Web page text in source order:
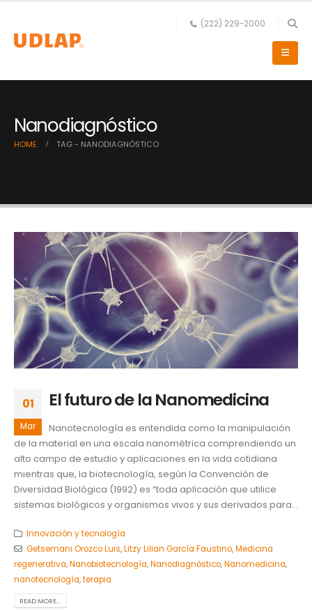
(222) 229-2000
Nanodiagnóstico
HOME TAG - NANODIAGNÓSTICO
01
Mar
El futuro de la Nanomedicina
Nanotecnología es entendida como la manipulación
de la material en una escala nanométrica comprendiendo un
alto campo de estudio y aplicaciones en la vida cotidiana
mientras que, la biotecnología, según la Convención de
Diversidad Biológica (1992) es “toda aplicación que utilice
sistemas biológicos y organismos vivos y sus derivados para...
Innovación y tecnología
Getsemani Orozco Luis,Litzy Lilian García Faustino,Medicina
regenerativa,Nanobiotecnología,Nanodiagnóstico,Nanomedicina,
nanotecnología,terapia
READ MORE...